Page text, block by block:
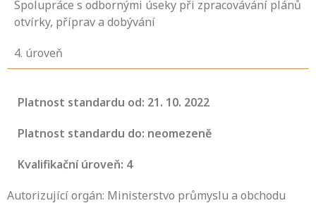
Spolupráce s odbornými úseky při zpracovávání plánů
otvírky, příprav a dobývání
4. úroveň
Platnost standardu od: 21. 10. 2022
Platnost standardu do: neomezeně
Kvalifikační úroveň: 4
Autorizující orgán: Ministerstvo průmyslu a obchodu